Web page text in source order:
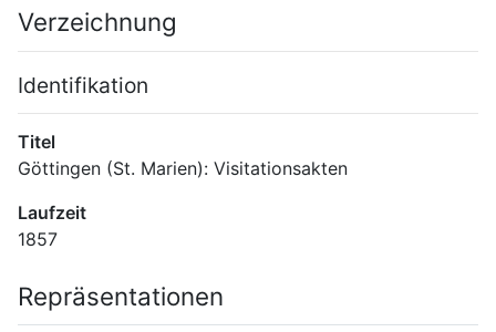
Verzeichnung
Identifikation
Titel
Göttingen (St. Marien): Visitationsakten
Laufzeit
1857
Repräsentationen